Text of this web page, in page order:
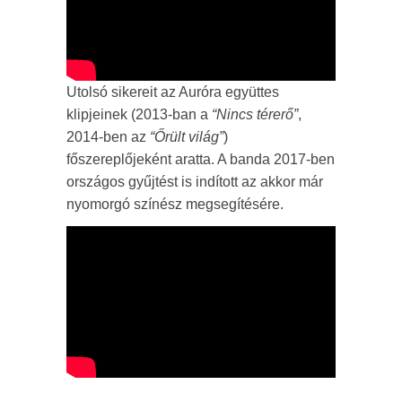
Utolsó sikereit az Auróra együttes
klipjeinek (2013-ban a “Nincs térerő”,
2014-ben az “Őrült világ”)
főszereplőjeként aratta. A banda 2017-ben
országos gyűjtést is indított az akkor már
nyomorgó színész megsegítésére.